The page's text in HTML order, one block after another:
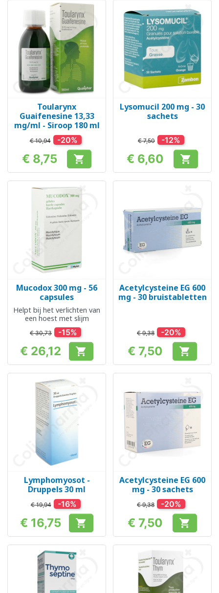
Toularynx
Guaifenesine 13,33
mg/ml - Siroop 180 ml
€ 10,94 -20%
Prijs
€ 8,75 
Lysomucil 200 mg - 30
sachets
€ 7,50 -12%
Prijs
€ 6,60 
Mucodox 300 mg - 56
capsules
Helpt bij het verlichten van
een hoest met slijm
€ 30,73 -15%
Prijs
€ 26,12 
Acetylcysteine EG 600
mg - 30 bruistabletten
€ 9,38 -20%
Prijs
€ 7,50 
Lymphomyosot -
Druppels 30 ml
€ 19,94 -16%
Prijs
€ 16,75 
Acetylcysteine EG 600
mg - 30 sachets
€ 9,38 -20%
Prijs
€ 7,50 